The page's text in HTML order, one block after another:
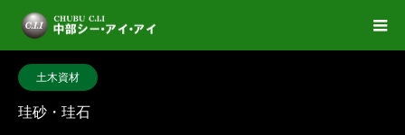
土木資材
珪砂・珪石